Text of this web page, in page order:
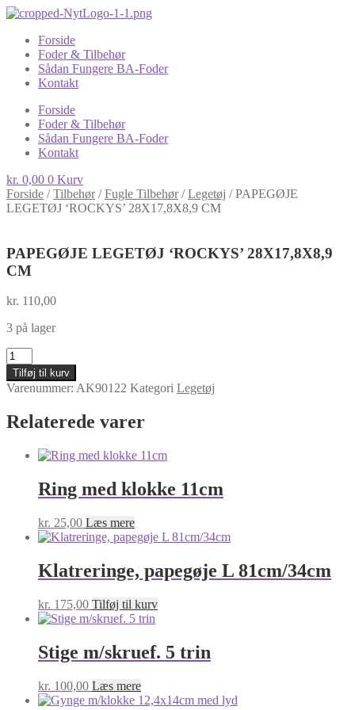
Forside
Foder & Tilbehør
Sådan Fungere BA-Foder
Kontakt
Forside
Foder & Tilbehør
Sådan Fungere BA-Foder
Kontakt
kr. 0,00 0 Kurv
Forside /Tilbehør/Fugle Tilbehør/Legetøj /PAPEGØJE
LEGETØJ ‘ROCKYS’ 28X17,8X8,9 CM
PAPEGØJE LEGETØJ ‘ROCKYS’ 28X17,8X8,9
CM
kr. 110,00
3 på lager
PAPEGØJE
LEGETØJ
'ROCKYS'
28X17,8X8,9
antal
Tilføj til kurv
Varenummer: AK90122 Kategori Legetøj
Relaterede varer
Ring med klokke 11cm
kr. 25,00 Læs mere
Klatreringe, papegøje L 81cm/34cm
kr. 175,00 Tilføj til kurv
Stige m/skruef. 5 trin
kr. 100,00 Læs mere